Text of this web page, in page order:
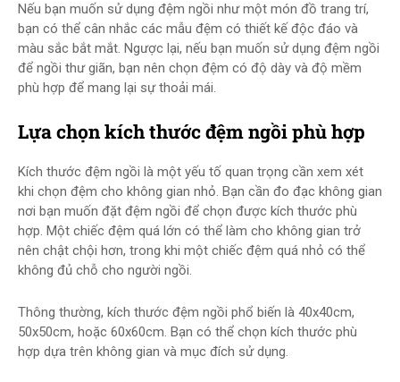
Nếu bạn muốn sử dụng đệm ngồi như một món đồ trang trí,
bạn có thể cân nhắc các mẫu đệm có thiết kế độc đáo và
màu sắc bắt mắt. Ngược lại, nếu bạn muốn sử dụng đệm ngồi
để ngồi thư giãn, bạn nên chọn đệm có độ dày và độ mềm
phù hợp để mang lại sự thoải mái.
Lựa chọn kích thước đệm ngồi phù hợp
Kích thước đệm ngồi là một yếu tố quan trọng cần xem xét
khi chọn đệm cho không gian nhỏ. Bạn cần đo đạc không gian
nơi bạn muốn đặt đệm ngồi để chọn được kích thước phù
hợp. Một chiếc đệm quá lớn có thể làm cho không gian trở
nên chật chội hơn, trong khi một chiếc đệm quá nhỏ có thể
không đủ chỗ cho người ngồi.
Thông thường, kích thước đệm ngồi phổ biến là 40x40cm,
50x50cm, hoặc 60x60cm. Bạn có thể chọn kích thước phù
hợp dựa trên không gian và mục đích sử dụng.